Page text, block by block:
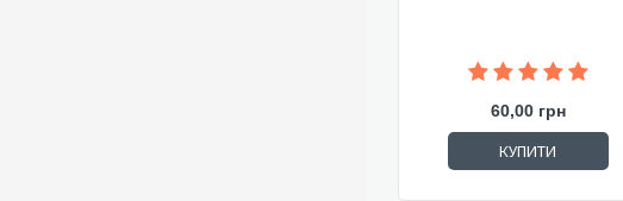
60,00 грн
КУПИТИ